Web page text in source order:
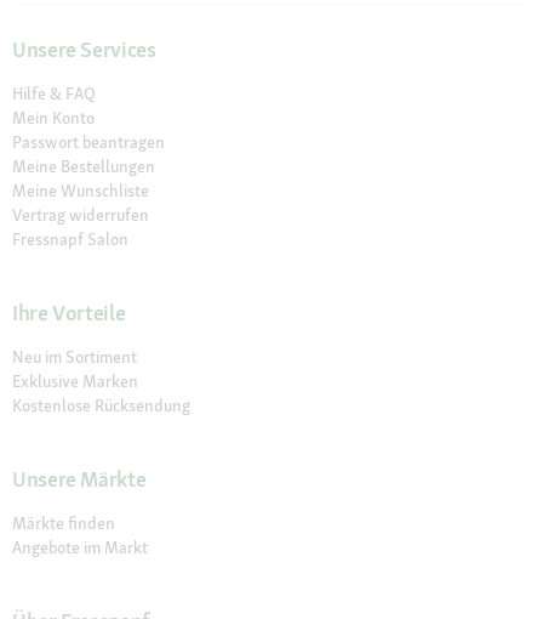
Unsere Services
Hilfe & FAQ
Mein Konto
Passwort beantragen
Meine Bestellungen
Meine Wunschliste
Vertrag widerrufen
Fressnapf Salon
Ihre Vorteile
Neu im Sortiment
Exklusive Marken
Kostenlose Rücksendung
Unsere Märkte
Märkte finden
Angebote im Markt